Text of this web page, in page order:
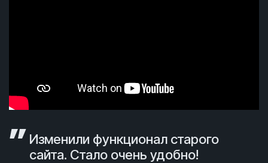
Изменили функционал старого
сайта. Стало очень удобно!